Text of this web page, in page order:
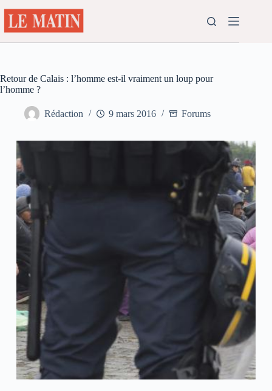
au
contenu
Retour de Calais : l’homme est-il vraiment un loup pour
l’homme ?
Rédaction 9 mars 2016 Forums